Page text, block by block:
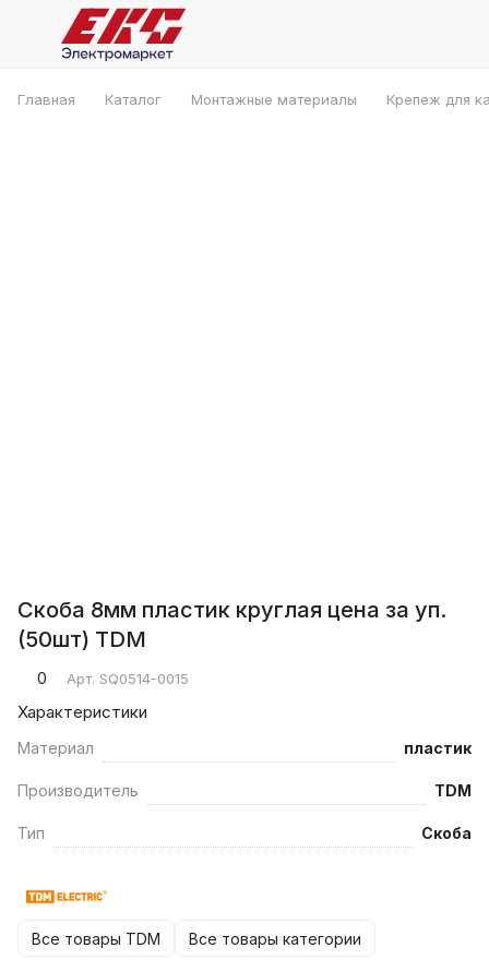
Главная Каталог Монтажные материалы Крепеж для
Скоба 8мм пластик круглая цена за уп.
(50шт) TDM
0 Арт. SQ0514-0015
Характеристики
Материал пластик
Производитель TDM
Тип Скоба
Все товары TDM Все товары категории